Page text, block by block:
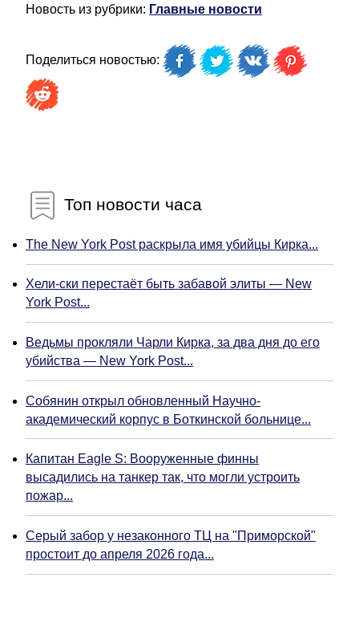
Новость из рубрики: Главные новости
Поделиться новостью:
Топ новости часа
The New York Post раскрыла имя убийцы Кирка...
Хели-ски перестаёт быть забавой элиты — New
York Post...
Ведьмы прокляли Чарли Кирка, за два дня до его
убийства — New York Post...
Собянин открыл обновленный Научно-
академический корпус в Боткинской больнице...
Капитан Eagle S: Вооруженные финны
высадились на танкер так, что могли устроить
пожар...
Серый забор у незаконного ТЦ на "Приморской"
простоит до апреля 2026 года...